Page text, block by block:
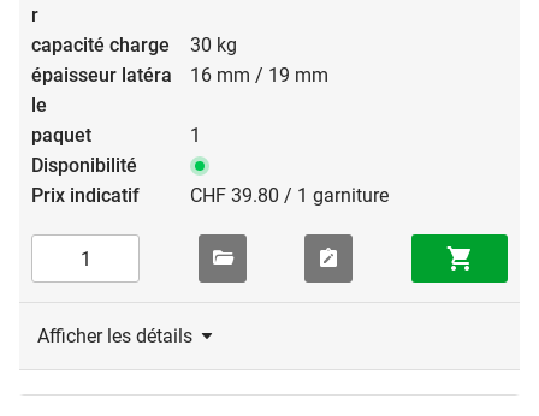
30 kg
16 mm / 19 mm
1
CHF 39.80 / 1 garniture
Afficher les détails